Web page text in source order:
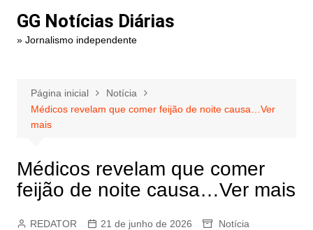
paraGG Notícias Diárias
» Jornalismo independente
Página inicial
Notícia
Médicos revelam que comer feijão de noite causa…Ver
mais
Médicos revelam que comer
feijão de noite causa…Ver mais
REDATOR 21 de junho de 2026 Notícia